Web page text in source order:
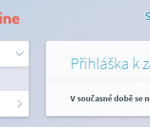
Přihláška k
V současné době se